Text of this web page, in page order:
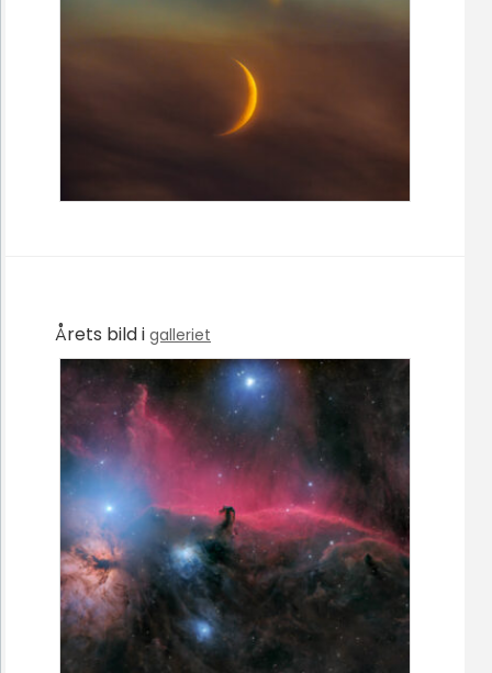
Årets bild i galleriet